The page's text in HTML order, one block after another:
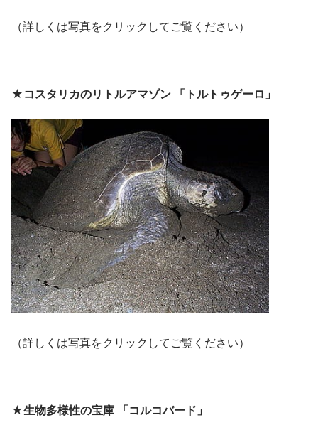
（詳しくは写真をクリックしてご覧ください）
★コスタリカのリトルアマゾン 「トルトゥゲーロ」
（詳しくは写真をクリックしてご覧ください）
★生物多様性の宝庫 「コルコバード」